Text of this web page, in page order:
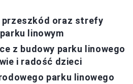
przeszkód oraz strefy
linowym
z budowy parku linowego
i radość dzieci
parku linowego